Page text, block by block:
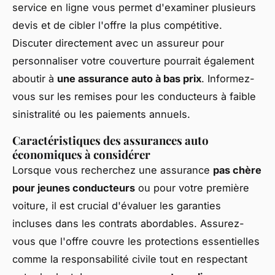
service en ligne vous permet d'examiner plusieurs
devis et de cibler l'offre la plus compétitive.
Discuter directement avec un assureur pour
personnaliser votre couverture pourrait également
aboutir à une assurance auto à bas prix. Informez-
vous sur les remises pour les conducteurs à faible
sinistralité ou les paiements annuels.
Caractéristiques des assurances auto
économiques à considérer
Lorsque vous recherchez une assurance pas chère
pour jeunes conducteurs ou pour votre première
voiture, il est crucial d'évaluer les garanties
incluses dans les contrats abordables. Assurez-
vous que l'offre couvre les protections essentielles
comme la responsabilité civile tout en respectant